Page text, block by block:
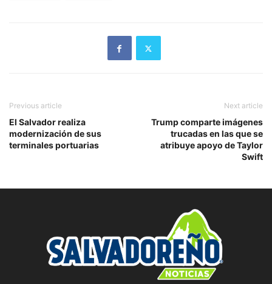
Previous article
El Salvador realiza
modernización de sus
terminales portuarias
Next article
Trump comparte imágenes
trucadas en las que se
atribuye apoyo de Taylor
Swift